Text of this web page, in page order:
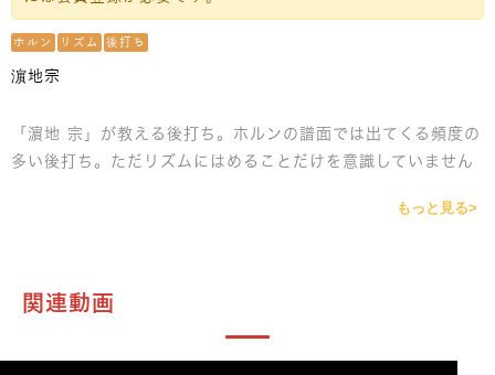
ホルン リズム 後打ち
濵地宗
「濵地 宗」が教える後打ち。ホルンの譜面では出てくる頻度の
多い後打ち。ただリズムにはめることだけを意識していません
くらい、もしくはもっと重要な要素があります。これが出来る
もっと見る>
関連動画